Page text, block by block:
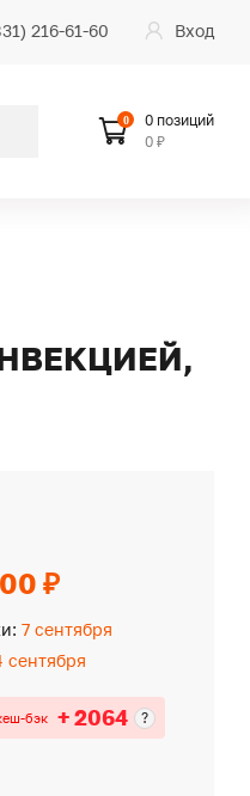
216-61-60 Вход
0
0 позиций
0 ₽
₽
7 сентября
сентября
бэк + 2064 ?